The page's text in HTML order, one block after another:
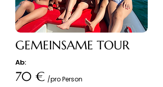
GEMEINSAME TOUR
Ab:
70 € /pro Person